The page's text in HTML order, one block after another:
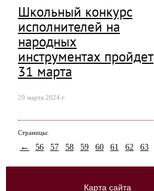
Школьный конкурс
исполнителей на
народных
инструментах пройдет
31 марта
29 марта 2024 г.
Страницы:
← 56 57 58 59 60 61 62 63
Карта сайта